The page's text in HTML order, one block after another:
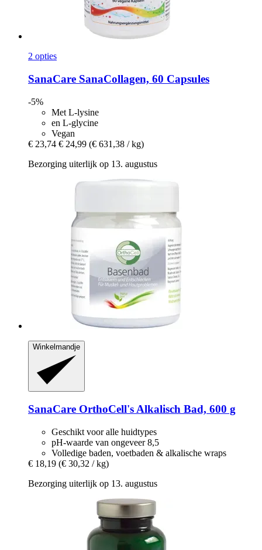
2 opties
SanaCare SanaCollagen, 60 Capsules
-5%
Met L-lysine
en L-glycine
Vegan
€ 23,74 € 24,99 (€ 631,38 / kg)
Bezorging uiterlijk op 13. augustus
Winkelmandje
SanaCare OrthoCell's Alkalisch Bad, 600 g
Geschikt voor alle huidtypes
pH-waarde van ongeveer 8,5
Volledige baden, voetbaden & alkalische wraps
€ 18,19 (€ 30,32 / kg)
Bezorging uiterlijk op 13. augustus